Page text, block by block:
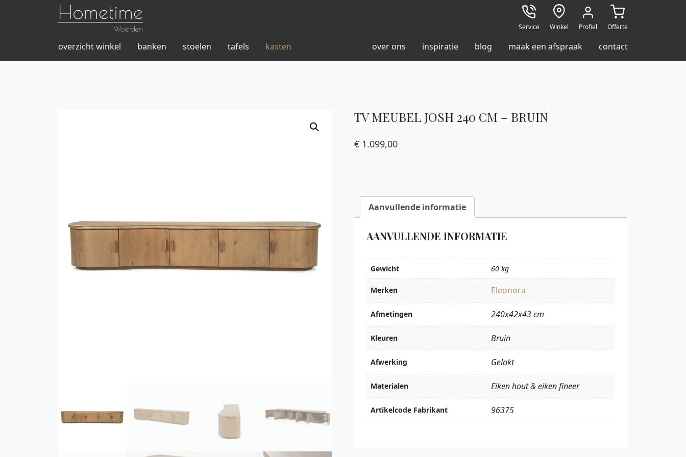
Service Winkel Profiel Offerte
overzicht winkel banken stoelen tafels kasten over ons inspiratie blog maak een afspraak contact
TV MEUBEL JOSH 240 CM – BRUIN
€ 1.099,00
Aanvullende informatie
AANVULLENDE INFORMATIE
Gewicht 60 kg
Merken Eleonora
Afmetingen 240x42x43 cm
Kleuren Bruin
Afwerking Gelakt
Materialen Eiken hout & eiken fineer
Artikelcode Fabrikant 96375